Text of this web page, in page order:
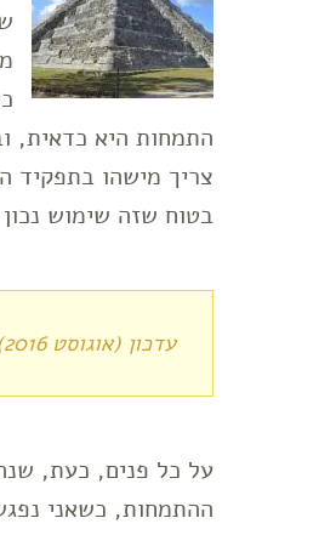
התמחות היא כדאית,
צריך מישהו בתפקיד
בטוח שזה שימוש
עדכון (אוגוסט 2016): כתבתי פוסט חדש על ה
על כל פנים, כעת,
ההתמחות, כשאני